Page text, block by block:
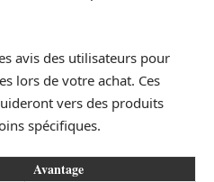
avis des utilisateurs pour
lors de votre achat. Ces
vers des produits
spécifiques.
Avantage